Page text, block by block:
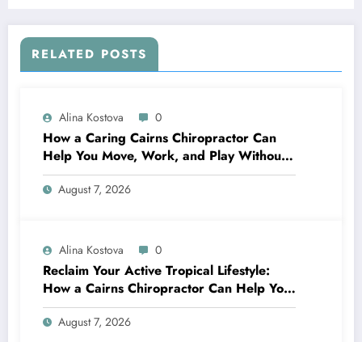
RELATED POSTS
Alina Kostova 0
How a Caring Cairns Chiropractor Can
Help You Move, Work, and Play Without
Pain
August 7, 2026
Alina Kostova 0
Reclaim Your Active Tropical Lifestyle:
How a Cairns Chiropractor Can Help You
Move Pain-Free
August 7, 2026